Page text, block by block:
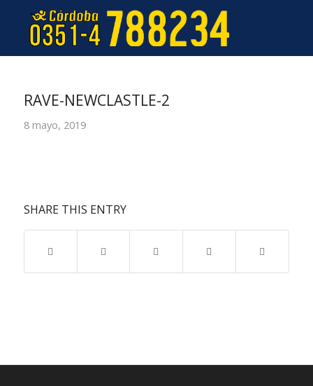
RAVE-NEWCLASTLE-2
8 mayo, 2019
SHARE THIS ENTRY